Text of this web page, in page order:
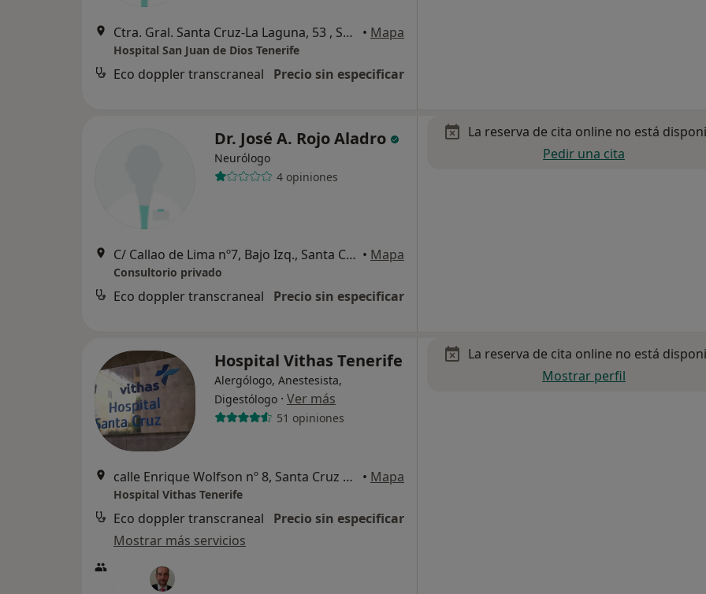
Ctra. Gral. Santa Cruz-La Laguna, 53 , Santa Cruz de Tenerife • Mapa
Hospital San Juan de Dios Tenerife
Eco doppler transcraneal Precio sin especificar
Dr. José A. Rojo Aladro
Neurólogo
4 opiniones
C/ Callao de Lima nº7, Bajo Izq., Santa Cruz de Tenerife • Mapa
Consultorio privado
Eco doppler transcraneal Precio sin especificar
La reserva de cita online no está
Pedir una cita
Hospital Vithas Tenerife
Alergólogo, Anestesista,
Digestólogo · Ver más
51 opiniones
calle Enrique Wolfson nº 8, Santa Cruz de Tenerife • Mapa
Hospital Vithas Tenerife
Eco doppler transcraneal
Precio sin especificar
Mostrar más servicios
La reserva de cita online no está
Mostrar perfil